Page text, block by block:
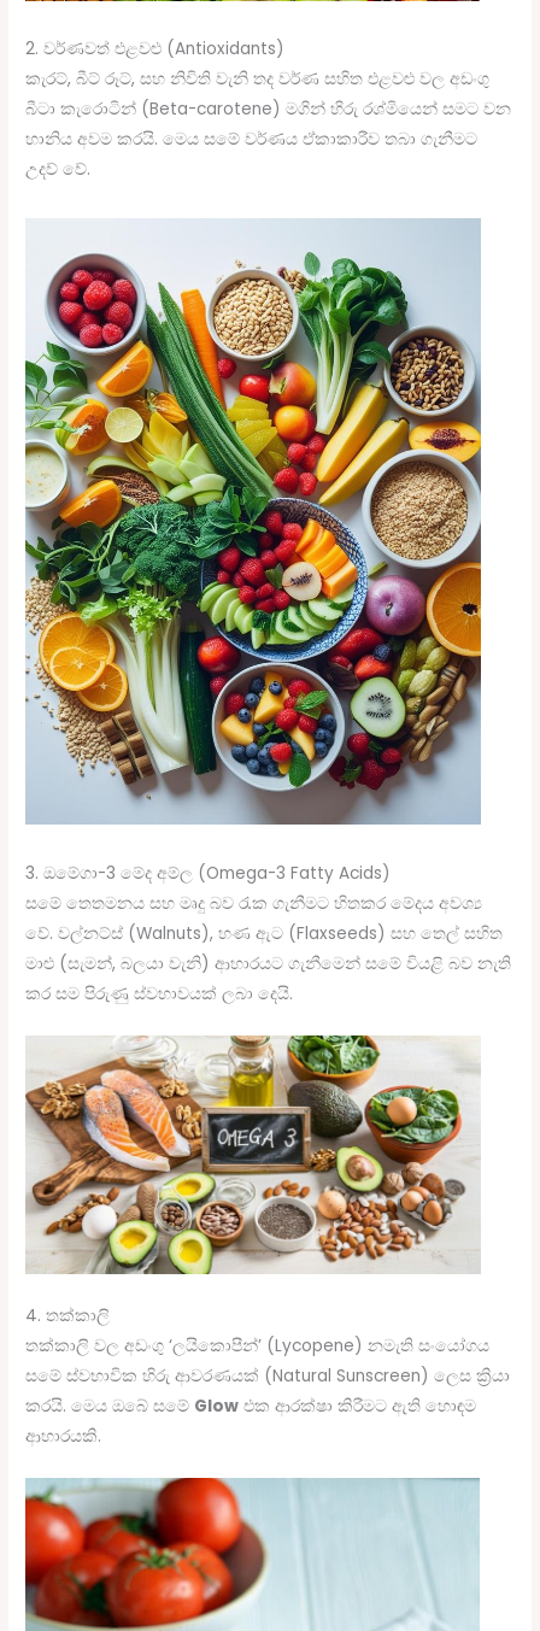
2. වර්ණවත් එළවළු (Antioxidants)
කැරට්, බීට් රූට්, සහ නිවිති වැනි තද වර්ණ සහිත එළවළු වල අඩංගු
බීටා කැරොටින් (Beta-carotene) මගින් හිරු රශ්මියෙන් සමට වන
හානිය අවම කරයි. මෙය සමේ වර්ණය ඒකාකාරීව තබා ගැනීමට
උදව් වේ.
3. ඔමේගා-3 මේද අම්ල (Omega-3 Fatty Acids)
සමේ තෙතමනය සහ මෘදු බව රැක ගැනීමට හිතකර මේදය අවශ්‍ය
වේ. වල්නට්ස් (Walnuts), හණ ඇට (Flaxseeds) සහ තෙල් සහිත
මාළු (සැමන්, බලයා වැනි) ආහාරයට ගැනීමෙන් සමේ වියළි බව නැති
කර සම පිරුණු ස්වභාවයක් ලබා දෙයි.
4. තක්කාලි
තක්කාලි වල අඩංගු ‘ලයිකොපීන්’ (Lycopene) නමැති සංයෝගය
සමේ ස්වභාවික හිරු ආවරණයක් (Natural Sunscreen) ලෙස ක්‍රියා
කරයි. මෙය ඔබේ සමේ Glow එක ආරක්ෂා කිරීමට ඇති හොඳම
ආහාරයකි.